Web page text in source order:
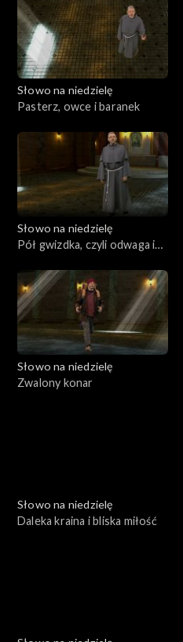
Słowo na niedzielę
Pasterz, owce i baranek
Słowo na niedzielę
Pół gwizdka, czyli odwaga i
Słowo na niedzielę
Zwalony konar
Słowo na niedzielę
Daleka kraina i bliska miłość